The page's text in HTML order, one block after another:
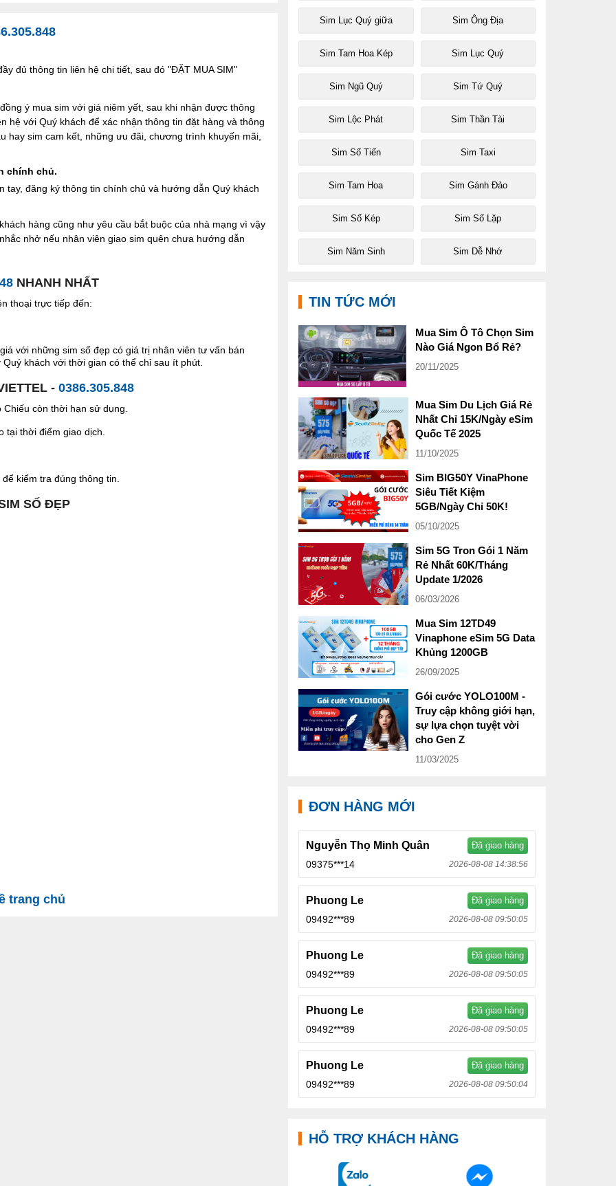
đủ thông tin liên hệ chi tiết, sau đó "ĐẶT MUA SIM"
ý mua sim với giá niêm yết, sau khi nhận được thông
hệ với Quý khách để xác nhận thông tin đặt hàng và thông
hay sim cam kết, những ưu đãi, chương trình khuyến mãi,
chính chủ.
tay, đăng ký thông tin chính chủ và hướng dẫn Quý khách
hàng cũng như yêu cầu bắt buộc của nhà mạng vì vậy
nhở nếu nhân viên giao sim quên chưa hướng dẫn
NHANH NHẤT
thoại trực tiếp đến:
với những sim số đẹp có giá trị nhân viên tư vấn bán
khách với thời gian có thể chỉ sau ít phút.
- 0386.305.848
còn thời hạn sử dụng.
tại thời điểm giao dịch.
kiểm tra đúng thông tin.
SỐ ĐẸP
trang chủ
Sim Lục Quý giữa Sim Ông Địa
Sim Tam Hoa Kép Sim Lục Quý
Sim Ngũ Quý Sim Tứ Quý
Sim Lộc Phát Sim Thần Tài
Sim Số Tiến Sim Taxi
Sim Tam Hoa Sim Gánh Đảo
Sim Số Kép Sim Số Lặp
Sim Năm Sinh Sim Dễ Nhớ
TIN TỨC MỚI
Mua Sim Ô Tô Chọn Sim
Nào Giá Ngon Bổ Rẻ?
20/11/2025
Mua Sim Du Lịch Giá Rẻ
Nhất Chỉ 15K/Ngày eSim
Quốc Tế 2025
11/10/2025
Sim BIG50Y VinaPhone
Siêu Tiết Kiệm
5GB/Ngày Chỉ 50K!
05/10/2025
Sim 5G Tron Gói 1 Năm
Rẻ Nhất 60K/Tháng
Update 1/2026
06/03/2026
Mua Sim 12TD49
Vinaphone eSim 5G Data
Khủng 1200GB
26/09/2025
Gói cước YOLO100M -
Truy cập không giới hạn,
sự lựa chọn tuyệt vời
cho Gen Z
11/03/2025
ĐƠN HÀNG MỚI
Nguyễn Thọ Minh Quân Đã giao hàng
09375***14 2026-08-08 14:38:56
Phuong Le Đã giao hàng
09492***89 2026-08-08 09:50:05
Phuong Le Đã giao hàng
09492***89 2026-08-08 09:50:05
Phuong Le Đã giao hàng
09492***89 2026-08-08 09:50:05
Phuong Le Đã giao hàng
09492***89 2026-08-08 09:50:04
HỖ TRỢ KHÁCH HÀNG